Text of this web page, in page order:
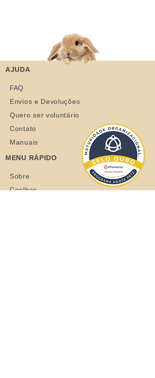
AJUDA
FAQ
Envios e Devoluções
Quero ser voluntário
Contato
Manuais
MENU RÁPIDO
Sobre
Coelhos